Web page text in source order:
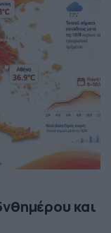
και